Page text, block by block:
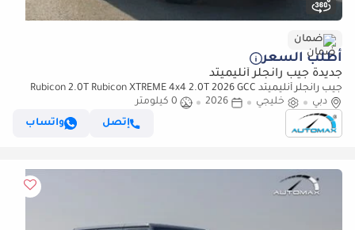
ضمان
أطلب السعر
جديدة جيب رانجلر أنليميتد
جيب رانجلر أنليميتد Rubicon 2.0T Rubicon XTREME 4x4 2.0T 2026 GCC
With 3 Years Warranty Or 60,000 Km @Official Dealer
دبي خليجي 2026
0 كيلومتر
إتصل
واتساب